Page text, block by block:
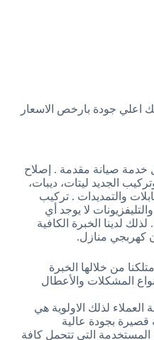
اعلي جودة بارخص الاسعار
خدمة صيانة مقدمة . إصلاح
الجديد ليتات، ديبات،
والتمديدات . تركيب
لا يوجد أي
لدينا الخبرة الكافية
كهربجي منازل.
من خلالها الخبرة
المشكلات والأعطال
لذلك الاولوية هي
قصيرة بجودة عالية
التي تتحمل كافة